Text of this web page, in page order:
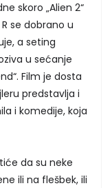
skoro „Alien 2“
se dobrano u
a seting
u sećanje
Film je dosta
predstavlja i
i komedije, koja
da su neke
ili na flešbek, ili